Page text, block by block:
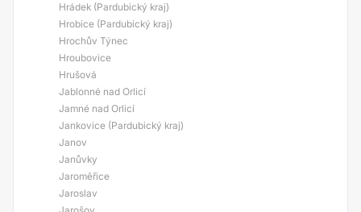
Hrádek (Pardubický kraj)
Hrobice (Pardubický kraj)
Hrochův Týnec
Hroubovice
Hrušová
Jablonné nad Orlicí
Jamné nad Orlicí
Jankovice (Pardubický kraj)
Janov
Janůvky
Jaroměřice
Jaroslav